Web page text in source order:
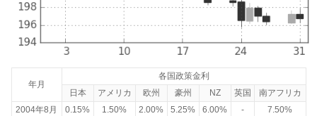
年月
各国政策金利
日本
アメリカ 欧州 豪州 NZ 英国
南アフリカ
2004年8月
0.15% 1.50% 2.00% 5.25% 6.00% - 7.50%